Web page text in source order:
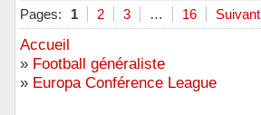
Hors ligne
Pages: 1 2 3 … 16 Suivant
Accueil
» Football généraliste
» Europa Conférence League